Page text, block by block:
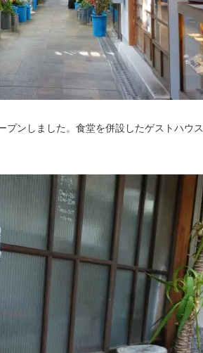
ンしました。食堂を併設したゲストハウス